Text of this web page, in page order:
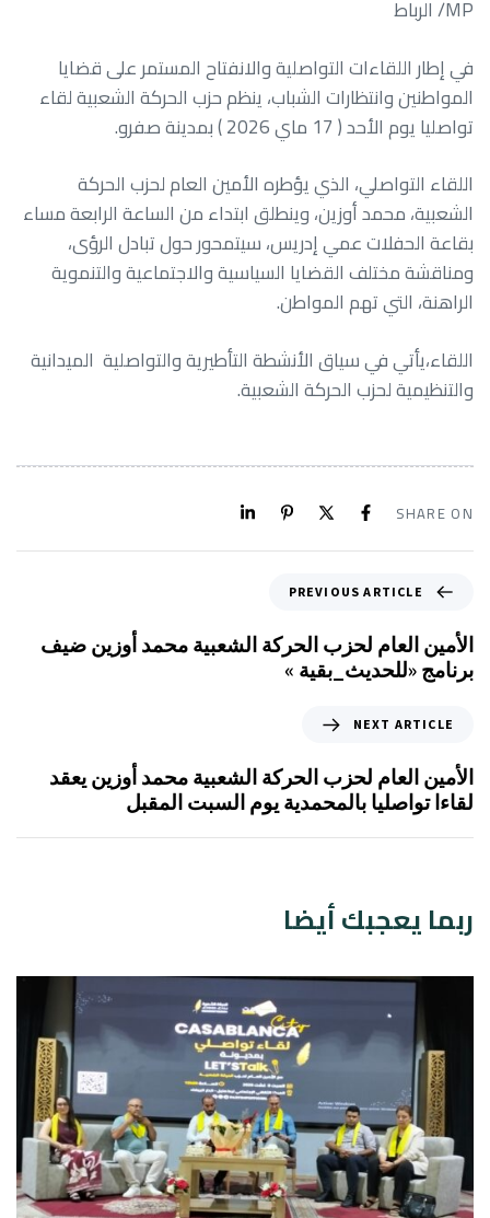
MP/ الرباط
في إطار اللقاءات التواصلية والانفتاح المستمر على قضايا
المواطنين وانتظارات الشباب، ينظم حزب الحركة الشعبية لقاء
تواصليا يوم الأحد ( 17 ماي 2026 ) بمدينة صفرو.
اللقاء التواصلي، الذي يؤطره الأمين العام لحزب الحركة
الشعبية، محمد أوزين، وينطلق ابتداء من الساعة الرابعة مساء
بقاعة الحفلات عمي إدريس، سيتمحور حول تبادل الرؤى،
ومناقشة مختلف القضايا السياسية والاجتماعية والتنموية
الراهنة، التي تهم المواطن.
اللقاء،يأتي في سياق الأنشطة التأطيرية والتواصلية الميدانية
والتنظيمية لحزب الحركة الشعبية.
SHARE ON
PREVIOUS ARTICLE
الأمين العام لحزب الحركة الشعبية محمد أوزين ضيف
برنامج «للحديث_بقية »
NEXT ARTICLE
الأمين العام لحزب الحركة الشعبية محمد أوزين يعقد
لقاءا تواصليا بالمحمدية يوم السبت المقبل
ربما يعجبك أيضا